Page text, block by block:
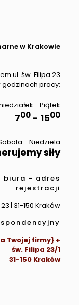
w Krakowie
ul. św. Filipa 23
pracy:
- Piątek
700 - 1500
- Niedziela
siły
biura - adres
rejestracji
| 31-150 Kraków
Twojej firmy} +
św. Filipa 23/1
31-150 Kraków